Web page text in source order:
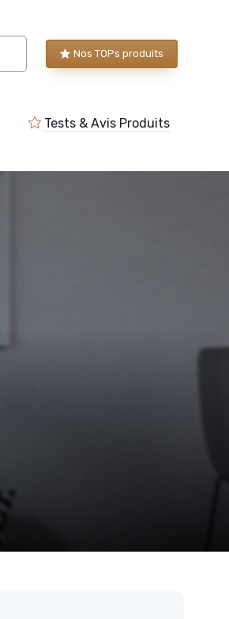
Nos TOPs produits
Tests & Avis Produits